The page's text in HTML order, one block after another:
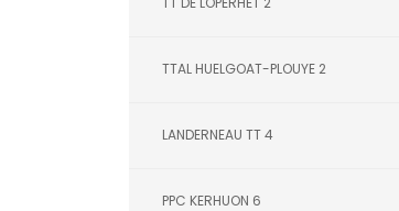
TTAL HUELGOAT-PLOUYE 2
LANDERNEAU TT 4
PPC KERHUON 6